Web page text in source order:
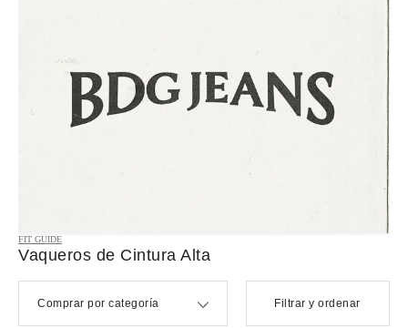
FIT GUIDE
Vaqueros de Cintura Alta
Comprar por categoría Filtrar y ordenar